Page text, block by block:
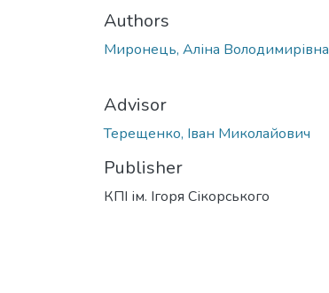
Authors
Миронець, Аліна Володимирівна
Advisor
Терещенко, Іван Миколайович
Publisher
КПІ ім. Ігоря Сікорського